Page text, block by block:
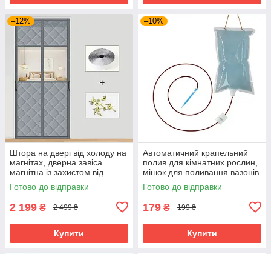
–12%
Штора на двері від холоду на
магнітах, дверна завіса
магнітна із захистом від
протягів із прозорою
вставкою
Готово до відправки
2 199 ₴ 2 499 ₴
Купити
–10%
Автоматичний крапельний
полив для кімнатних рослин,
мішок для поливання вазонів
1 л
Готово до відправки
179 ₴ 199 ₴
Купити